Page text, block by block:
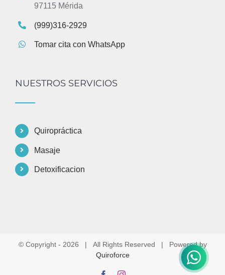
97115 Mérida
(999)316-2929
Tomar cita con WhatsApp
NUESTROS SERVICIOS
Quiropráctica
Masaje
Detoxificacion
© Copyright - 2026 | All Rights Reserved | Powered by
Quiroforce